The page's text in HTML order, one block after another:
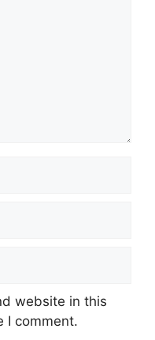
website in this
I comment.